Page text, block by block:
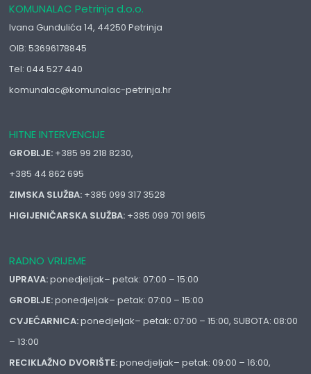
KOMUNALAC Petrinja d.o.o.
Ivana Gundulića 14, 44250 Petrinja
OIB: 53696178845
Tel: 044 527 440
komunalac@komunalac-petrinja.hr
HITNE INTERVENCIJE
GROBLJE: +385 99 218 8230,
+385 44 862 695
ZIMSKA SLUŽBA: +385 099 317 3528
HIGIJENIČARSKA SLUŽBA: +385 099 701 9615
RADNO VRIJEME
UPRAVA:ponedjeljak– petak: 07:00 – 15:00
GROBLJE:ponedjeljak– petak: 07:00 – 15:00
CVJEĆARNICA:ponedjeljak– petak: 07:00 – 15:00, SUBOTA: 08:00
– 13:00
RECIKLAŽNO DVORIŠTE:ponedjeljak– petak: 09:00 – 16:00,